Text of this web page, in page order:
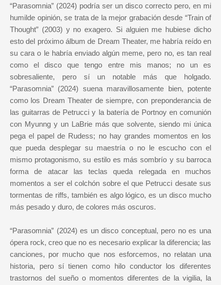
“Parasomnia” (2024) podría ser un disco correcto pero, en mi
humilde opinión, se trata de la mejor grabación desde “Train of
Thought” (2003) y no exagero. Si alguien me hubiese dicho
esto del próximo álbum de Dream Theater, me habría reído en
su cara o le habría enviado algún meme, pero no, es tan real
como el disco que tengo entre mis manos; no un es
sobresaliente, pero sí un notable más que holgado.
“Parasomnia” (2024) suena maravillosamente bien, potente
como los Dream Theater de siempre, con preponderancia de
las guitarras de Petrucci y la batería de Portnoy en comunión
con Myunng y un LaBrie más que solvente, siendo mi única
pega el papel de Rudess; no hay grandes momentos en los
que pueda desplegar su maestría o no le escucho con el
mismo protagonismo, su estilo es más sombrío y su barroca
forma de atacar las teclas queda relegada en muchos
momentos a ser el colchón sobre el que Petrucci desate sus
tormentas de riffs, también es algo lógico, es un disco mucho
más pesado y duro, de colores más oscuros.
“Parasomnia” (2024) es un disco conceptual, pero no es una
ópera rock, creo que no es necesario explicar la diferencia; las
canciones, por mucho que nos esforcemos, no relatan una
historia, pero sí tienen como hilo conductor los diferentes
trastornos del sueño o momentos diferentes de la vigilia, la